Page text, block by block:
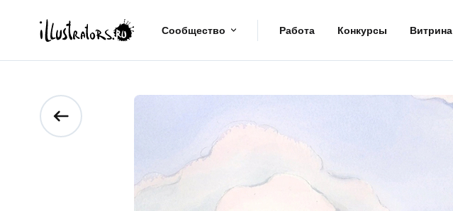
Сообщество Работа Конкурсы Витрина